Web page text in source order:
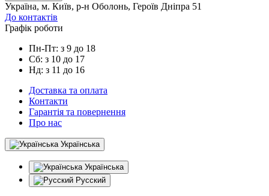
Українa, м. Київ, р-н Оболонь, Героїв Дніпра 51
До контактів
Графік роботи
Пн-Пт: з 9 до 18
Сб: з 10 до 17
Нд: з 11 до 16
Доставка та оплата
Контакти
Гарантія та повернення
Про нас
Українська
Українська
Русский